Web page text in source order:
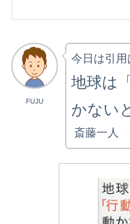
FUJU
今日は引用
地球は
かない
斎藤一人